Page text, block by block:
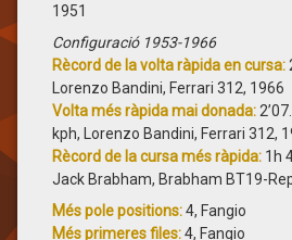
1951
Configuració 1953-1966
Rècord de la volta ràpida en cursa:
Lorenzo Bandini, Ferrari 312, 1966
Volta més ràpida mai donada:
kph, Lorenzo Bandini, Ferrari 312,
Rècord de la cursa més ràpida: 1h
Jack Brabham, Brabham BT19-
Més pole positions:4, Fangio
Més primeres files:4, Fangio